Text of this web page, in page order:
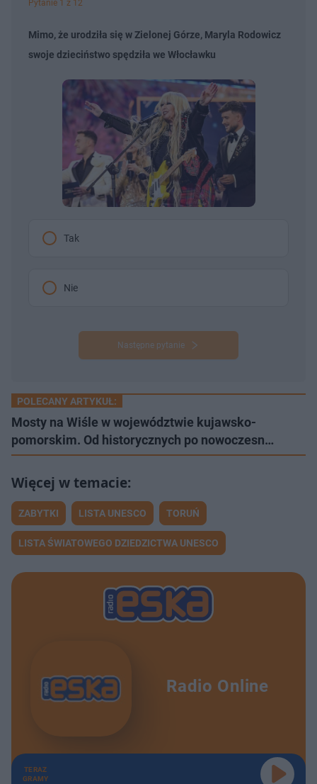
Pytanie 1 z 12
Mimo, że urodziła się w Zielonej Górze, Maryla Rodowicz
swoje dzieciństwo spędziła we Włocławku
Tak
Nie
Następne pytanie
POLECANY ARTYKUŁ:
Mosty na Wiśle w województwie kujawsko-
pomorskim. Od historycznych po nowoczesn…
ZABYTKI LISTA UNESCO TORUŃ
LISTA ŚWIATOWEGO DZIEDZICTWA UNESCO
Radio Online
TERAZ
GRAMY